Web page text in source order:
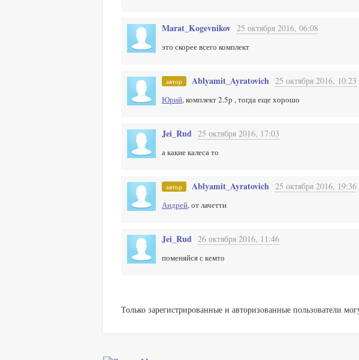
Marat_Kogevnikov 25 октября 2016, 06:08
это скорее всего комплект
автор Ablyamit_Ayratovich 25 октября 2016, 10:23
Юрий, комплект 2.5р , тогда еще хорошо
Jei_Rud 25 октября 2016, 17:03
а какие калеса то
автор Ablyamit_Ayratovich 25 октября 2016, 19:36
Андрей, от лачетти
Jei_Rud 26 октября 2016, 11:46
поменяйся с кемто
Только зарегистрированные и авторизованные пользователи